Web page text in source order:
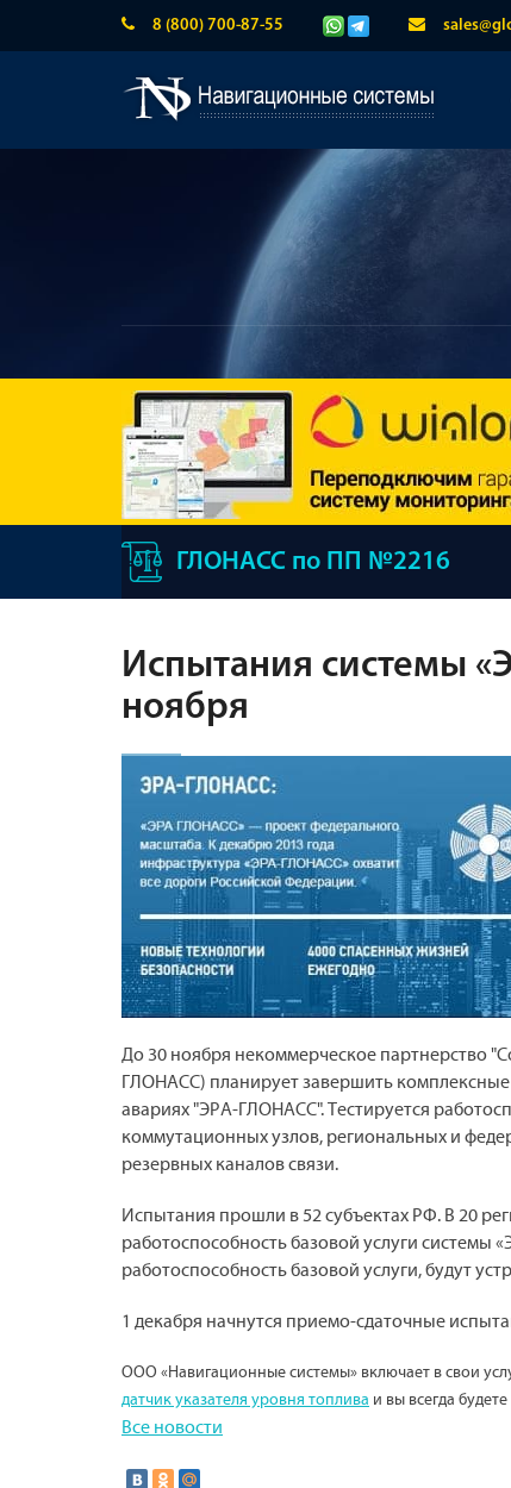
8 (800) 700-87-55
ГЛОНАСС по ПП №2216
Испытания системы
ноября
До 30 ноября некоммерческое партнерство
ГЛОНАСС) планирует завершить
авариях "ЭРА-ГЛОНАСС". Тестируется
коммутационных узлов, региональных и
резервных каналов связи.
Испытания прошли в 52 субъектах РФ. В 20
работоспособность базовой услуги
работоспособность базовой услуги, будут
1 декабря начнутся приемо-сдаточные
ООО «Навигационные системы» включает в свои
датчик указателя уровня топлива и вы всегда
Все новости